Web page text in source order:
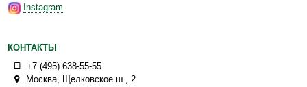
Instagram
КОНТАКТЫ
+7 (495) 638-55-55
Москва Щелковское ш., 2